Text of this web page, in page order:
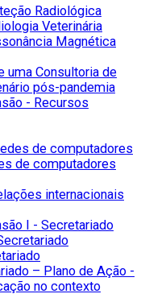
Radiológica
Veterinária
Magnética
uma Consultoria de
pós-pandemia
- Recursos
de computadores
de computadores
internacionais
I - Secretariado
– Plano de Ação -
no contexto